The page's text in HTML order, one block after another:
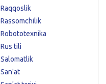
Raqqoslik
Rassomchilik
Robototexnika
Rus tili
Salomatlik
San'at